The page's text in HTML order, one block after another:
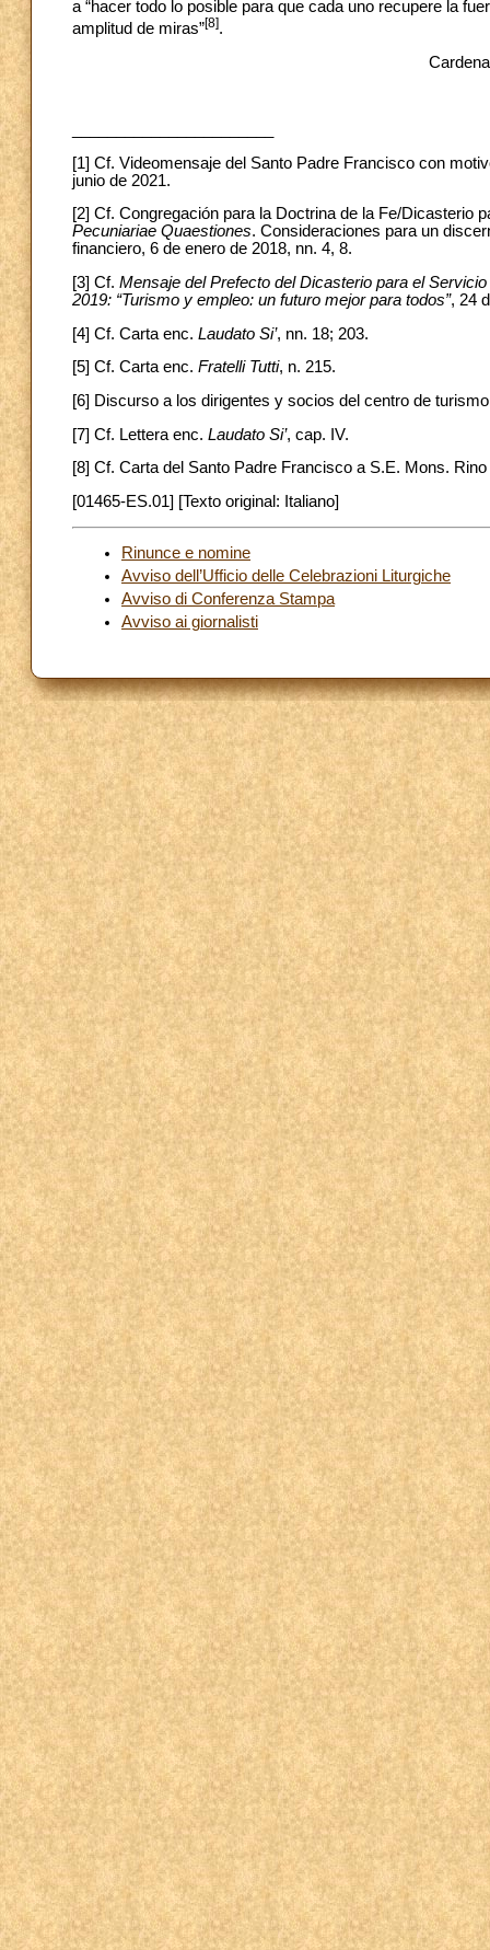
a “hacer todo lo posible para que cada uno recupere la
amplitud de miras”[8].
[1] Cf. Videomensaje del Santo Padre Francisco con
junio de 2021.
[2] Cf. Congregación para la Doctrina de la Fe/Dicasterio
Pecuniariae Quaestiones. Consideraciones para un
financiero, 6 de enero de 2018, nn. 4, 8.
[3] Cf. Mensaje del Prefecto del Dicasterio para el
2019: “Turismo y empleo: un futuro mejor para todos”, 24
[4] Cf. Carta enc. Laudato Si’, nn. 18; 203.
[5] Cf. Carta enc. Fratelli Tutti, n. 215.
[6] Discurso a los dirigentes y socios del centro de
[7] Cf. Lettera enc. Laudato Si’, cap. IV.
[8] Cf. Carta del Santo Padre Francisco a S.E. Mons.
[01465-ES.01] [Texto original: Italiano]
Rinunce e nomine
Avviso dell’Ufficio delle Celebrazioni Liturgiche
Avviso di Conferenza Stampa
Avviso ai giornalisti